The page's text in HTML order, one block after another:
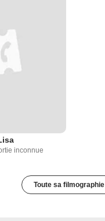
inconnue
Toute sa filmographie